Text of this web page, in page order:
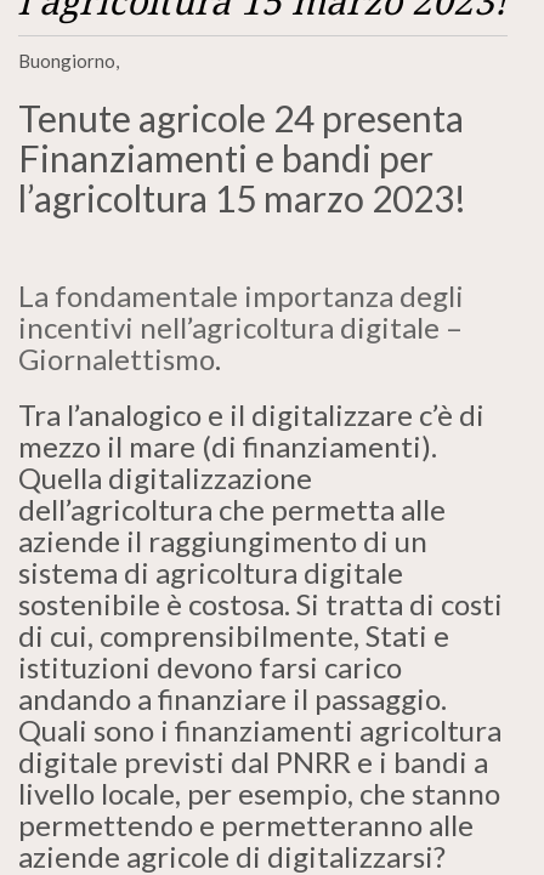
Buongiorno,
Tenute agricole 24 presenta
Finanziamenti e bandi per
l’agricoltura 15 marzo 2023!
La fondamentale importanza degli
incentivi nell’agricoltura digitale –
Giornalettismo.
Tra l’analogico e il digitalizzare c’è di
mezzo il mare (di finanziamenti).
Quella digitalizzazione
dell’agricoltura che permetta alle
aziende il raggiungimento di un
sistema di agricoltura digitale
sostenibile è costosa. Si tratta di costi
di cui, comprensibilmente, Stati e
istituzioni devono farsi carico
andando a finanziare il passaggio.
Quali sono i finanziamenti agricoltura
digitale previsti dal PNRR e i bandi a
livello locale, per esempio, che stanno
permettendo e permetteranno alle
aziende agricole di digitalizzarsi?